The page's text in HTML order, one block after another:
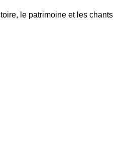
le patrimoine et les chants